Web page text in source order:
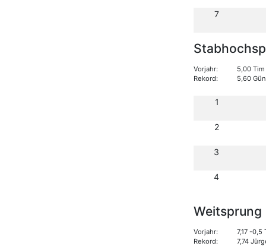
7
Vorjahr:
5,00
Rekord:
5,60
1
2
3
4
Weitsprung
Vorjahr:
7,17 -0,5
Rekord:
7,74